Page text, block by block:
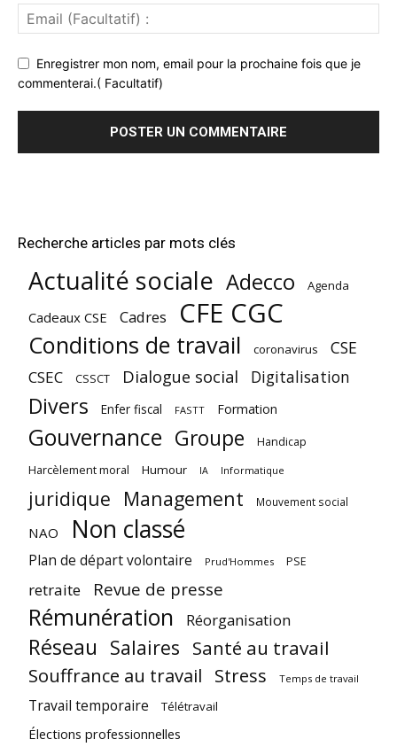
Enregistrer mon nom, email pour la prochaine fois que je
commenterai.( Facultatif)
Recherche articles par mots clés
Actualité sociale Adecco Agenda
Cadeaux CSE Cadres CFE CGC
Conditions de travail coronavirus CSE
CSEC CSSCT Dialogue social Digitalisation
Divers Enfer fiscal FASTT Formation
Gouvernance Groupe Handicap
Harcèlement moral Humour IA Informatique
juridique Management Mouvement social
NAO Non classé
Plan de départ volontaire Prud'Hommes PSE
retraite Revue de presse
Rémunération Réorganisation
Réseau Salaires Santé au travail
Souffrance au travail Stress Temps de travail
Travail temporaire Télétravail
Élections professionnelles